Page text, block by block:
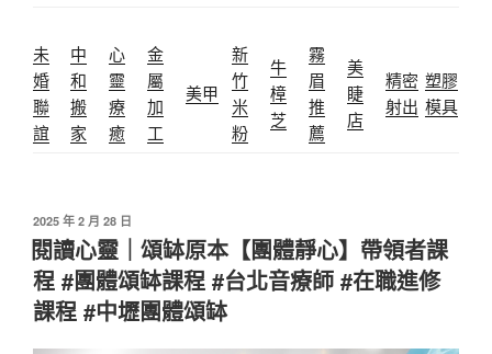
未
婚
聯
誼
中
和
搬
家
心
靈
療
癒
金
屬
加
工
美甲
新
竹
米
粉
牛
樟
芝
霧
眉
推
薦
美
睫
店
精密
射出
塑膠
模具
發
佈
於
2025 年 2 月 28 日
閱讀心靈｜頌缽原本【團體靜心】帶領者課
程 #團體頌缽課程 #台北音療師 #在職進修
課程 #中壢團體頌缽